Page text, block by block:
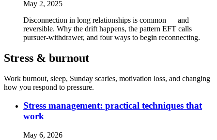
May 2, 2025
Disconnection in long relationships is common — and
reversible. Why the drift happens, the pattern EFT calls
pursuer-withdrawer, and four ways to begin reconnecting.
Stress & burnout
Work burnout, sleep, Sunday scaries, motivation loss, and changing
how you respond to pressure.
Stress management: practical techniques that
work
May 6, 2026